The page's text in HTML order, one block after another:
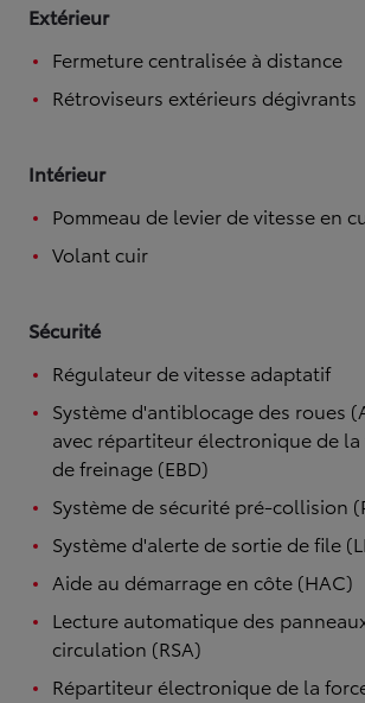
Extérieur
Fermeture centralisée à distance
Rétroviseurs extérieurs dégivrants
Intérieur
Pommeau de levier de vitesse en
Volant cuir
Sécurité
Régulateur de vitesse adaptatif
Système d'antiblocage des roues
avec répartiteur électronique de la
de freinage (EBD)
Système de sécurité pré-collision
Système d'alerte de sortie de file
Aide au démarrage en côte (HAC)
Lecture automatique des
circulation (RSA)
Répartiteur électronique de la